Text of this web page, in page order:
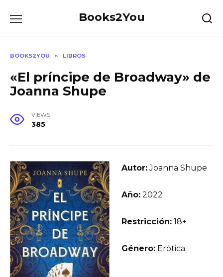
Books2You
BOOKS2YOU » LIBROS
«El príncipe de Broadway» de
Joanna Shupe
VIEWS
385
Autor:Joanna Shupe
Año: 2022
Restricción: 18+
Género: Erótica